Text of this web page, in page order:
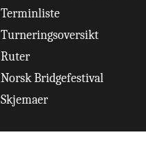
Terminliste
Turneringsoversikt
Ruter
Norsk Bridgefestival
Skjemaer